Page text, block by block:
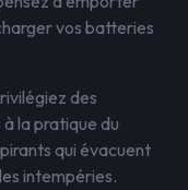
vos batteries
des
la pratique du
qui évacuent
intempéries.